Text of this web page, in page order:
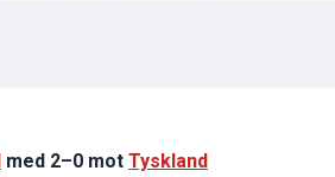
med 2–0 mot Tyskland